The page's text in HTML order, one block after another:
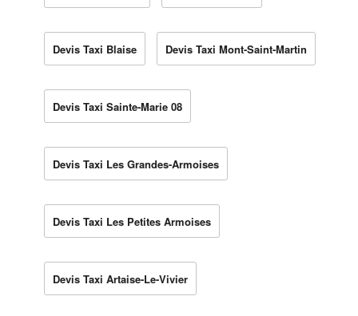
Devis Taxi Blaise Devis Taxi Mont-Saint-Martin
Devis Taxi Sainte-Marie 08
Devis Taxi Les Grandes-Armoises
Devis Taxi Les Petites Armoises
Devis Taxi Artaise-Le-Vivier